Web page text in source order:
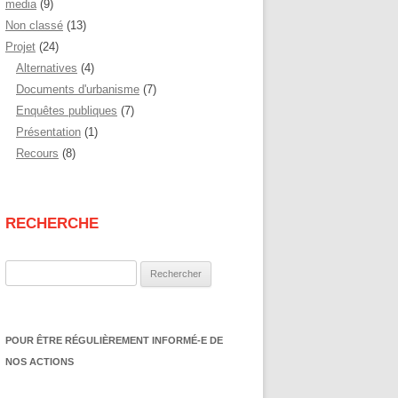
media (9)
Non classé (13)
Projet (24)
Alternatives (4)
Documents d'urbanisme (7)
Enquêtes publiques (7)
Présentation (1)
Recours (8)
RECHERCHE
POUR ÊTRE RÉGULIÈREMENT INFORMÉ-E DE
NOS ACTIONS